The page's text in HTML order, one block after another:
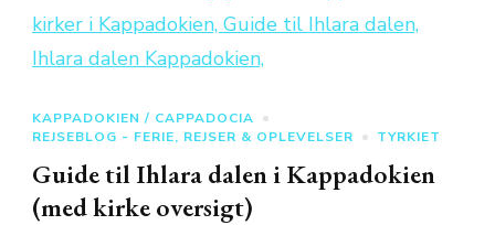
KAPPADOKIEN / CAPPADOCIA
REJSEBLOG - FERIE, REJSER & OPLEVELSER
TYRKIET
Guide til Ihlara dalen i Kappadokien
(med kirke oversigt)